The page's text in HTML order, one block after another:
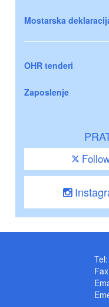
Mostarska
OHR tenderi
Zaposlenje